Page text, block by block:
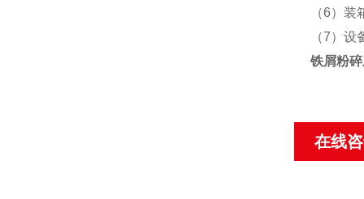
（6）装
（7）
铁屑粉
在线